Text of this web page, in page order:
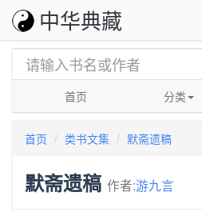
中华典藏
首页 分类
首页 类书文集 默斋遗稿
默斋遗稿 作者:游九言